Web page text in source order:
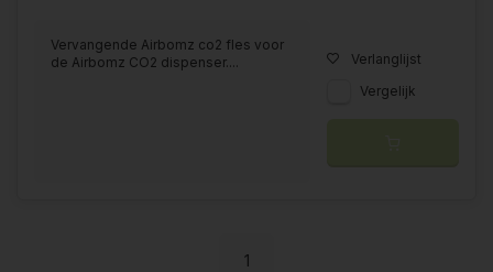
Vervangende Airbomz co2 fles voor
de Airbomz CO2 dispenser....
Verlanglijst
Vergelijk
1